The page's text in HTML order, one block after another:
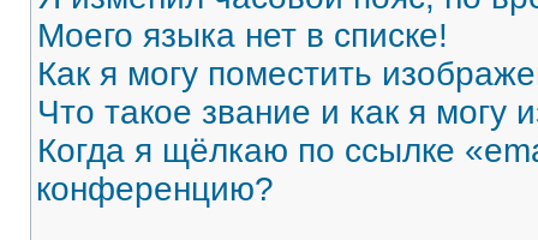
Моего языка нет в списке!
Как я могу поместить
Что такое звание и как я могу
Когда я щёлкаю по ссылке
конференцию?